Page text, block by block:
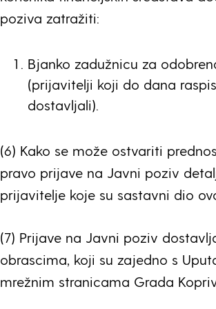
poziva zatražiti:
Bjanko zadužnicu za
(prijavitelji koji do dana
dostavljali).
(6) Kako se može ostvariti
pravo prijave na Javni poziv
prijavitelje koje su sastavni dio
(7) Prijave na Javni poziv
obrascima, koji su zajedno s
mrežnim stranicama Grada